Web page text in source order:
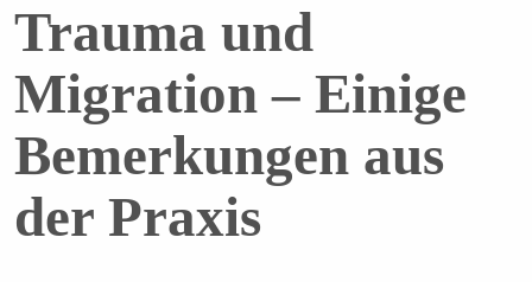
Trauma und
Migration – Einige
Bemerkungen aus
der Praxis